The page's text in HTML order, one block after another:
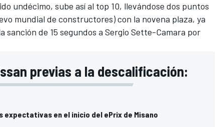
undécimo, sube así al top 10, llevándose dos puntos
mundial de constructores) con la novena plaza, ya
sanción de 15 segundos a Sergio Sette-Camara por
previas a la descalificación:
expectativas en el inicio del ePrix de Misano